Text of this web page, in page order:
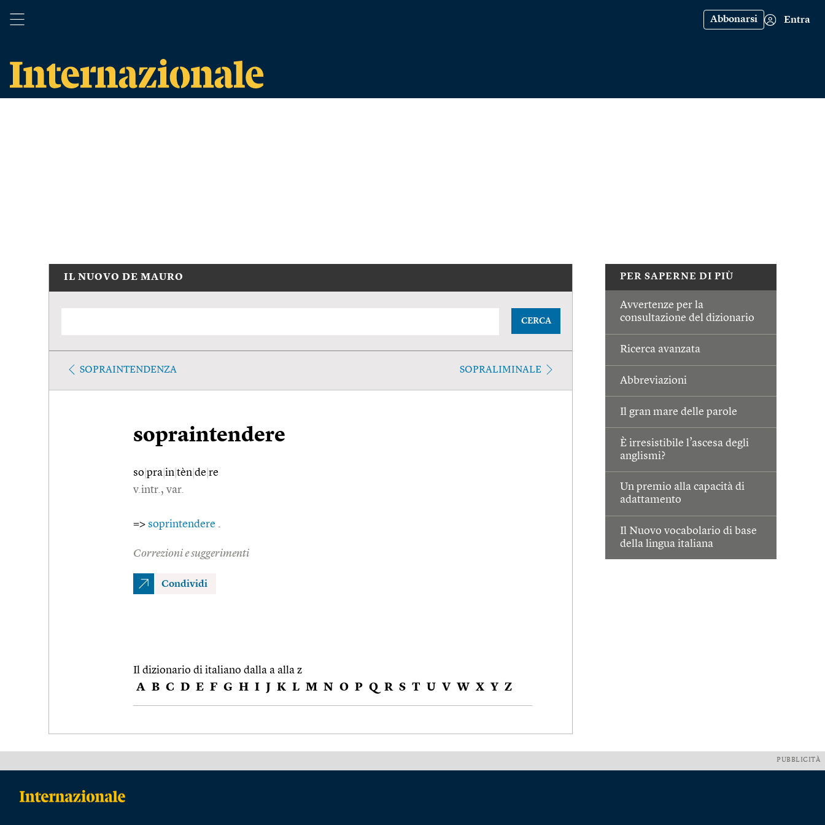
Abbonarsi Entra
PER SAPERNE DI PIÙ
Avvertenze per la
consultazione del dizionario
Ricerca avanzata
Abbreviazioni
Il gran mare delle parole
È irresistibile l’ascesa degli
anglismi?
Un premio alla capacità di
adattamento
Il Nuovo vocabolario di base
della lingua italiana
IL NUOVO DE MAURO
CERCA
SOPRAINTENDENZA SOPRALIMINALE
sopraintendere
so pra in tèn de re
v.intr., var.
=> soprintendere .
Correzioni e suggerimenti
Condividi
Il dizionario di italiano dalla a alla z
A B C D E F G H I J K L M N O P Q R S T U V W X Y Z
PUBBLICITÀ